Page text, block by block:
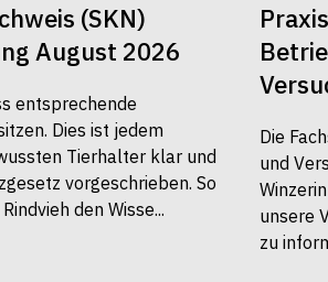
(SKN)
August 2026
entsprechende
Dies ist jedem
Tierhalter klar und
vorgeschrieben. So
den Wisse...
Die
und
unsere
zu